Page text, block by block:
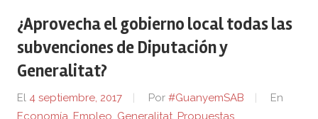
¿Aprovecha el gobierno local todas las
subvenciones de Diputación y
Generalitat?
El 4 septiembre, 2017 Por #GuanyemSAB
En
Economía, Empleo, Generalitat, Propuestas